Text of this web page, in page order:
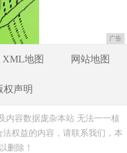
广告
XML地图 网站地图
权声明
内容数据庞杂本站 无法一一核
权益的内容，请联系我们，本
删除！